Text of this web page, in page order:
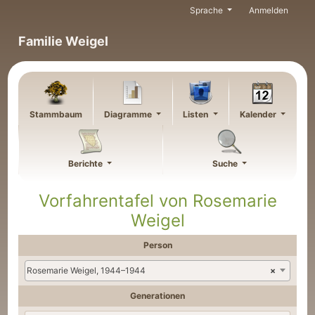
Familie Weigel
Sprache Anmelden
Stammbaum Diagramme Listen Kalender
Berichte Suche
Vorfahrentafel von Rosemarie
Weigel
Person
×
Rosemarie Weigel, 1944–1944
Generationen